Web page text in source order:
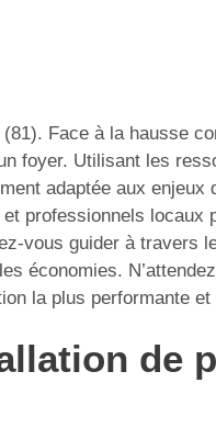
Face à la hausse
foyer. Utilisant les
adaptée aux
professionnels locaux
vous guider à travers
économies.
la plus performante
de